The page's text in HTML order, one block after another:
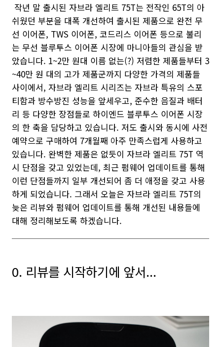
작년 말 출시된 자브라 엘리트 75T는 전작인 65T의 아
쉬웠던 부분을 대폭 개선하여 출시된 제품으로 완전 무
선 이어폰, TWS 이어폰, 코드리스 이어폰 등으로 불리
는 무선 블루투스 이어폰 시장에 마니아들의 관심을 받
았습니다. 1~2만 원대 이름 없는(?) 저렴한 제품들부터 3
~40만 원 대의 고가 제품군까지 다양한 가격의 제품들
사이에서, 자브라 엘리트 시리즈는 자브라 특유의 스포
티함과 방수방진 성능을 앞세우고, 준수한 음질과 배터
리 등 다양한 장점들로 하이엔드 블루투스 이어폰 시장
의 한 축을 담당하고 있습니다. 저도 출시와 동시에 사전
예약으로 구매하여 7개월째 아주 만족스럽게 사용하고
있습니다. 완벽한 제품은 없듯이 자브라 엘리트 75T 역
시 단점을 갖고 있었는데, 최근 펌웨어 업데이트를 통해
이런 단점들까지 일부 개선되어 좀 더 애정을 갖고 사용
하게 되었습니다. 그래서 오늘은 자브라 엘리트 75T의
늦은 리뷰와 펌웨어 업데이트를 통해 개선된 내용들에
대해 정리해보도록 하겠습니다.
0. 리뷰를 시작하기에 앞서...